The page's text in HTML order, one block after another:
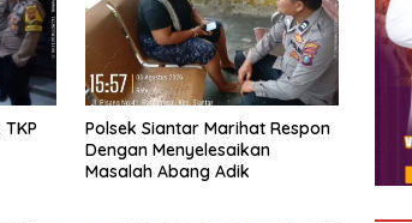
Polsek Siantar Marihat Respon
Dengan Menyelesaikan
Masalah Abang Adik